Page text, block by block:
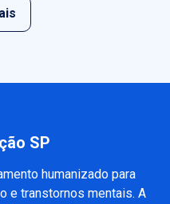
SP
humanizado para
e transtornos mentais. A